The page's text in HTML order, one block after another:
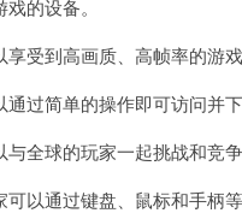
的设备。
到高画质、高帧率的游戏
简单的操作即可访问并下
球的玩家一起挑战和竞争
通过键盘、鼠标和手柄等